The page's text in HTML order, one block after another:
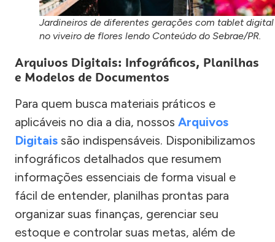
Jardineiros de diferentes gerações com tablet digital
no viveiro de flores lendo Conteúdo do Sebrae/PR.
Arquivos Digitais: Infográficos, Planilhas
e Modelos de Documentos
Para quem busca materiais práticos e
aplicáveis no dia a dia, nossos Arquivos
Digitais são indispensáveis. Disponibilizamos
infográficos detalhados que resumem
informações essenciais de forma visual e
fácil de entender, planilhas prontas para
organizar suas finanças, gerenciar seu
estoque e controlar suas metas, além de